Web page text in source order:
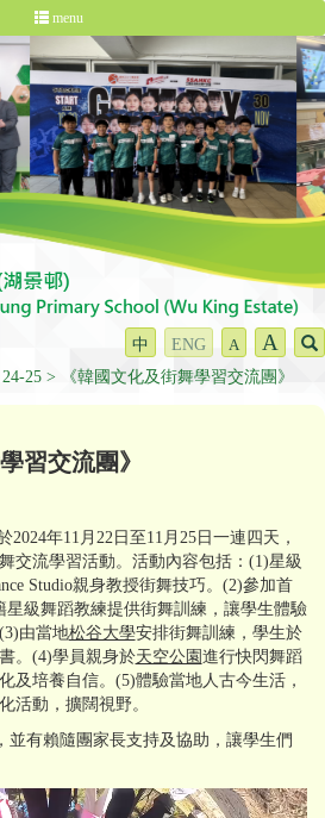
menu
中 ENG A A
25 《韓國文化及街舞學習交流團》
習交流團》
2024年11月22日至11月25日一連四天，
交流學習活動。活動內容包括：(1)星級
Studio親身教授街舞技巧。(2)參加首
星級舞蹈教練提供街舞訓練，讓學生體驗
由當地松谷大學安排街舞訓練，學生於
。(4)學員親身於天空公園進行快閃舞蹈
及培養自信。(5)體驗當地人古今生活，
活動，擴闊視野。
並有賴隨團家長支持及協助，讓學生們